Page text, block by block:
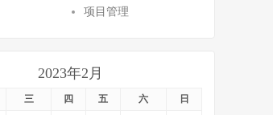
项目管理
2023年2月
三 四 五 六 日